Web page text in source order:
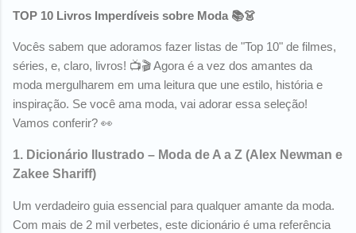
TOP 10 Livros Imperdíveis sobre Moda 📚👗
Vocês sabem que adoramos fazer listas de "Top 10" de filmes,
séries, e, claro, livros! 📺🎬 Agora é a vez dos amantes da
moda mergulharem em uma leitura que une estilo, história e
inspiração. Se você ama moda, vai adorar essa seleção!
Vamos conferir? 👀
1. Dicionário Ilustrado – Moda de A a Z (Alex Newman e
Zakee Shariff)
Um verdadeiro guia essencial para qualquer amante da moda.
Com mais de 2 mil verbetes, este dicionário é uma referência